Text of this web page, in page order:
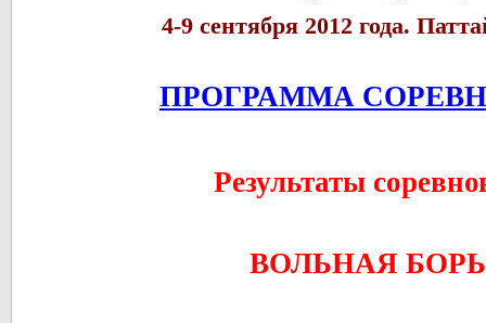
4-9 сентября 2012 года.
ПРОГРАММА
Результаты
ВОЛЬНАЯ